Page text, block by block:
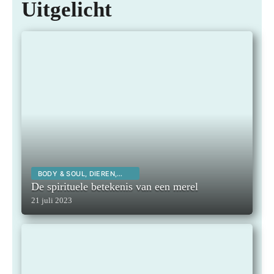
Uitgelicht
BODY & SOUL, DIEREN,
SPIRITUALITEIT,
De spirituele betekenis van een merel
21 juli 2023